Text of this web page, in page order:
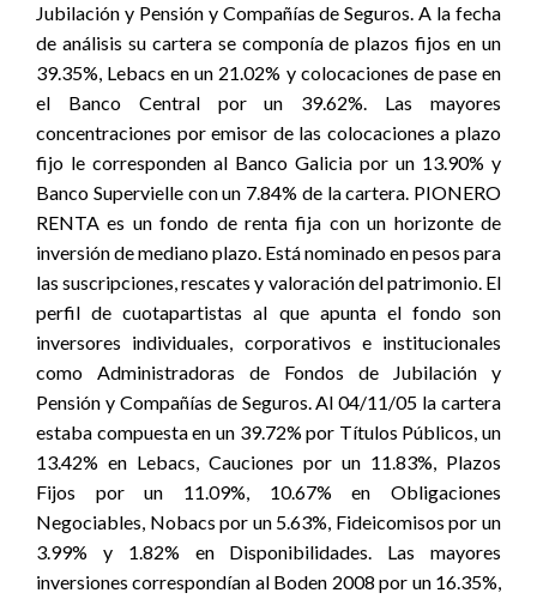
Jubilación y Pensión y Compañías de Seguros. A la fecha
de análisis su cartera se componía de plazos fijos en un
39.35%, Lebacs en un 21.02% y colocaciones de pase en
el Banco Central por un 39.62%. Las mayores
concentraciones por emisor de las colocaciones a plazo
fijo le corresponden al Banco Galicia por un 13.90% y
Banco Supervielle con un 7.84% de la cartera. PIONERO
RENTA es un fondo de renta fija con un horizonte de
inversión de mediano plazo. Está nominado en pesos para
las suscripciones, rescates y valoración del patrimonio. El
perfil de cuotapartistas al que apunta el fondo son
inversores individuales, corporativos e institucionales
como Administradoras de Fondos de Jubilación y
Pensión y Compañías de Seguros. Al 04/11/05 la cartera
estaba compuesta en un 39.72% por Títulos Públicos, un
13.42% en Lebacs, Cauciones por un 11.83%, Plazos
Fijos por un 11.09%, 10.67% en Obligaciones
Negociables, Nobacs por un 5.63%, Fideicomisos por un
3.99% y 1.82% en Disponibilidades. Las mayores
inversiones correspondían al Boden 2008 por un 16.35%,